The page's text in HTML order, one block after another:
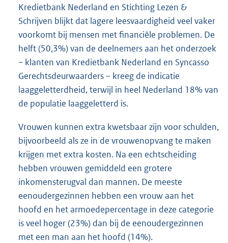
Kredietbank Nederland en Stichting Lezen &
Schrijven blijkt dat lagere leesvaardigheid veel vaker
voorkomt bij mensen met financiële problemen. De
helft (50,3%) van de deelnemers aan het onderzoek
– klanten van Kredietbank Nederland en Syncasso
Gerechtsdeurwaarders – kreeg de indicatie
laaggeletterdheid, terwijl in heel Nederland 18% van
de populatie laaggeletterd is.
Vrouwen kunnen extra kwetsbaar zijn voor schulden,
bijvoorbeeld als ze in de vrouwenopvang te maken
krijgen met extra kosten. Na een echtscheiding
hebben vrouwen gemiddeld een grotere
inkomensterugval dan mannen. De meeste
eenoudergezinnen hebben een vrouw aan het
hoofd en het armoedepercentage in deze categorie
is veel hoger (23%) dan bij de eenoudergezinnen
met een man aan het hoofd (14%).